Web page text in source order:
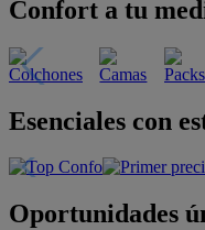
Confort a tu
Esenciales con
Oportunidades